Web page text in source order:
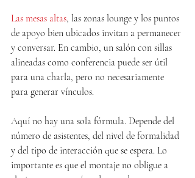
Las mesas altas, las zonas lounge y los puntos
de apoyo bien ubicados invitan a permanecer
y conversar. En cambio, un salón con sillas
alineadas como conferencia puede ser útil
para una charla, pero no necesariamente
para generar vínculos.
Aquí no hay una sola fórmula. Depende del
número de asistentes, del nivel de formalidad
y del tipo de interacción que se espera. Lo
importante es que el montaje no obligue a